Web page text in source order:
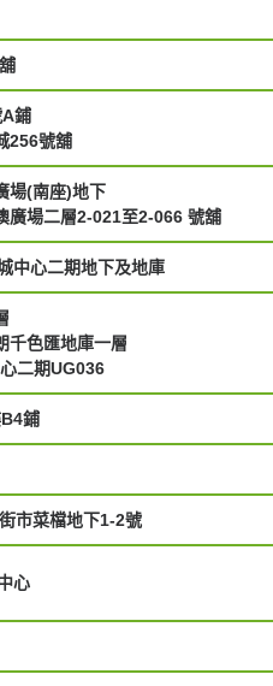
鋪
256號舖
場(南座)地下
廣場二層2-021至2-066 號舖
中心二期地下及地庫
千色匯地庫一層
二期UG036
鋪
市菜檔地下1-2號
心